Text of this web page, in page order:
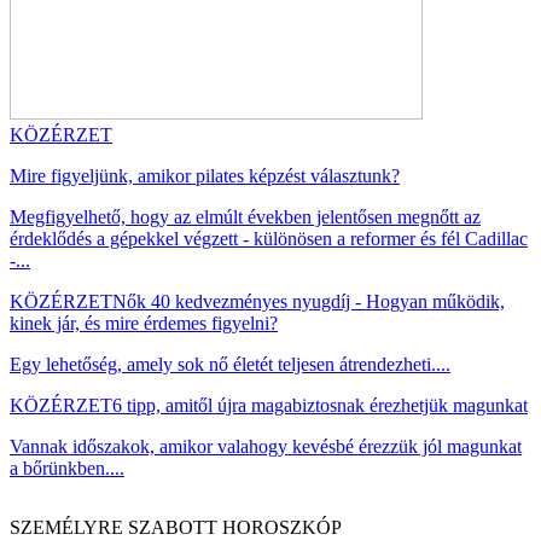
KÖZÉRZET
Mire figyeljünk, amikor pilates képzést választunk?
Megfigyelhető, hogy az elmúlt években jelentősen megnőtt az
érdeklődés a gépekkel végzett - különösen a reformer és fél Cadillac
-...
KÖZÉRZETNők 40 kedvezményes nyugdíj - Hogyan működik,
kinek jár, és mire érdemes figyelni?
Egy lehetőség, amely sok nő életét teljesen átrendezheti....
KÖZÉRZET6 tipp, amitől újra magabiztosnak érezhetjük magunkat
Vannak időszakok, amikor valahogy kevésbé érezzük jól magunkat
a bőrünkben....
SZEMÉLYRE SZABOTT HOROSZKÓP